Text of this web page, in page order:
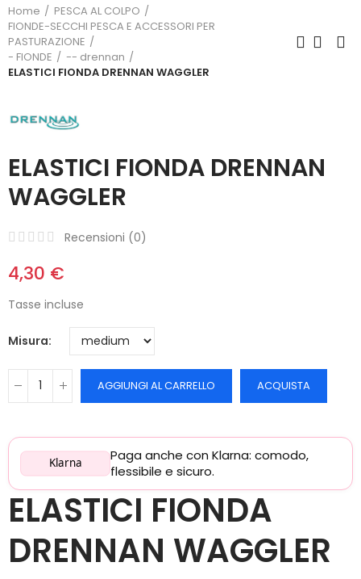
Home
PESCA AL COLPO
FIONDE-SECCHI PESCA E ACCESSORI PER
PASTURAZIONE
- FIONDE
-- drennan
ELASTICI FIONDA DRENNAN WAGGLER
ELASTICI FIONDA DRENNAN
WAGGLER
Recensioni (0)
4,30 €
Tasse incluse
Misura
AGGIUNGI AL CARRELLO ACQUISTA
Klarna
Paga anche con Klarna: comodo,
flessibile e sicuro.
ELASTICI FIONDA
DRENNAN WAGGLER